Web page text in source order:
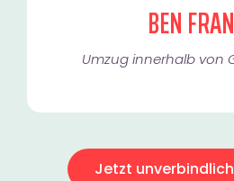
BEN
Umzug innerhalb von
Jetzt